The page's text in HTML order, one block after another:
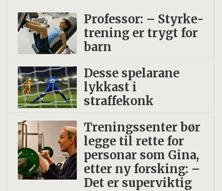
Professor: – Styrke­
trening er trygt for
barn
Desse spelarane
lykkast i
straffekonk
Treningssenter bør
legge til rette for
personar som Gina,
etter ny forsking: –
Det er superviktig